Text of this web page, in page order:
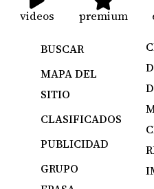
videos premium
BUSCAR
MAPA DEL
SITIO
CLASIFICADOS
PUBLICIDAD
GRUPO